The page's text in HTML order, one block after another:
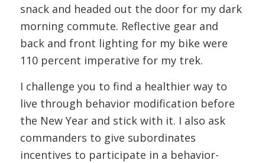
snack and headed out the door for my dark
morning commute. Reflective gear and
back and front lighting for my bike were
110 percent imperative for my trek.
I challenge you to find a healthier way to
live through behavior modification before
the New Year and stick with it. I also ask
commanders to give subordinates
incentives to participate in a behavior-